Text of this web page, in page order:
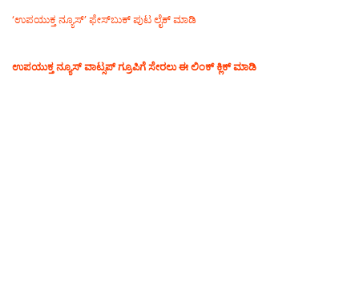
‘ಉಪಯುಕ್ತ ನ್ಯೂಸ್‌’ ಫೇಸ್‌ಬುಕ್ ಪುಟ ಲೈಕ್ ಮಾಡಿ
ಉಪಯುಕ್ತ ನ್ಯೂಸ್‌ ವಾಟ್ಸಪ್‌ ಗ್ರೂಪಿಗೆ ಸೇರಲು ಈ ಲಿಂಕ್ ಕ್ಲಿಕ್ ಮಾಡಿ